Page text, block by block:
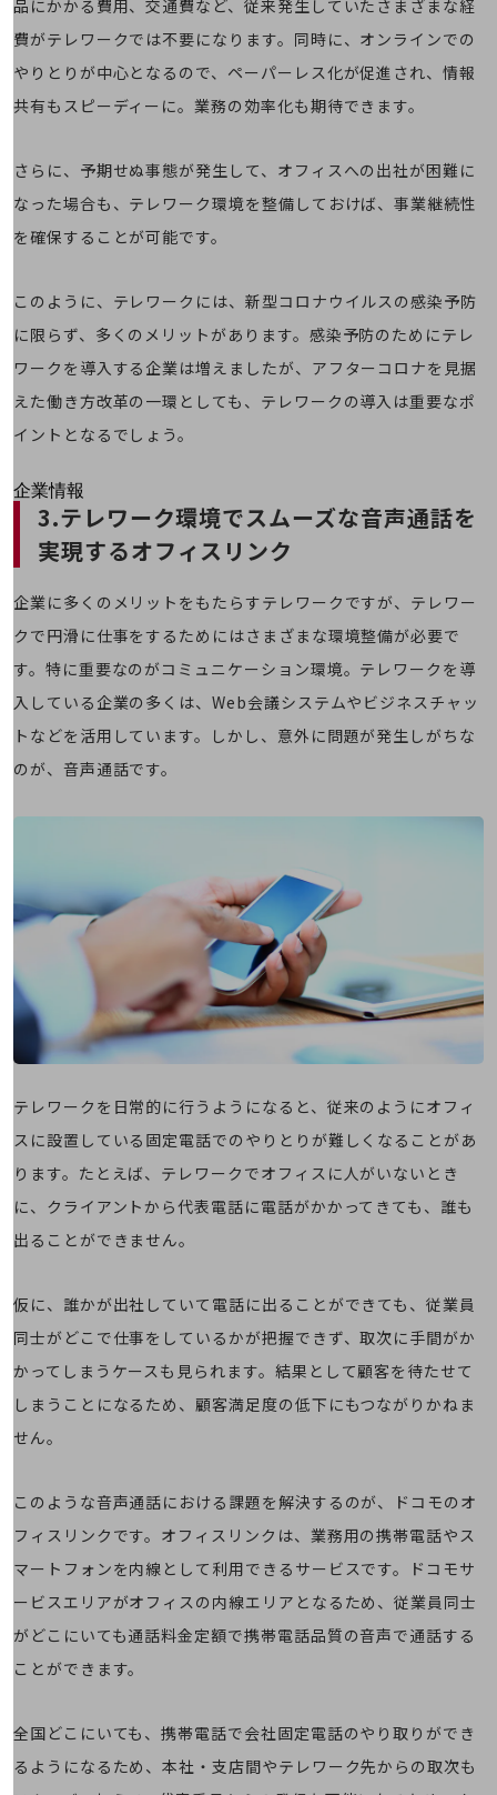
建設業
地域産業
その他の業界はこちら
NTTドコモビジネス
オンラインショップ
モバイル・ICTサービスをオンラインで
はじめての方へ
サービス・商品を探す
新規会員登録/ログインはこちら
100回線以上のお問い合わせ・お見積りはこちら
別ウィンドウで開きます
企業情報
企業情報TOP
会社案内
会社案内TOP
組織
沿革
事業拠点
グループ会社
ニュースリリース
地域からの発表
重要なお知らせ
お知らせ
社外からの評価実績
サステナビリティTOP
NTTドコモビジネスグループのサステナビリティ
サステナビリティ基本方針
経営情報TOP
業績
電子公告
採用情報
採用情報TOP
経験者採用
障がい者採用
人材育成制度
広告
協賛
品にかかる費用、交通費など、従来発生していたさまざまな経
費がテレワークでは不要になります。同時に、オンラインでの
やりとりが中心となるので、ペーパーレス化が促進され、情報
共有もスピーディーに。業務の効率化も期待できます。
さらに、予期せぬ事態が発生して、オフィスへの出社が困難に
なった場合も、テレワーク環境を整備しておけば、事業継続性
を確保することが可能です。
このように、テレワークには、新型コロナウイルスの感染予防
に限らず、多くのメリットがあります。感染予防のためにテレ
ワークを導入する企業は増えましたが、アフターコロナを見据
えた働き方改革の一環としても、テレワークの導入は重要なポ
イントとなるでしょう。
3.テレワーク環境でスムーズな音声通話を
実現するオフィスリンク
企業に多くのメリットをもたらすテレワークですが、テレワー
クで円滑に仕事をするためにはさまざまな環境整備が必要で
す。特に重要なのがコミュニケーション環境。テレワークを導
入している企業の多くは、Web会議システムやビジネスチャッ
トなどを活用しています。しかし、意外に問題が発生しがちな
のが、音声通話です。
テレワークを日常的に行うようになると、従来のようにオフィ
スに設置している固定電話でのやりとりが難しくなることがあ
ります。たとえば、テレワークでオフィスに人がいないとき
に、クライアントから代表電話に電話がかかってきても、誰も
出ることができません。
仮に、誰かが出社していて電話に出ることができても、従業員
同士がどこで仕事をしているかが把握できず、取次に手間がか
かってしまうケースも見られます。結果として顧客を待たせて
しまうことになるため、顧客満足度の低下にもつながりかねま
せん。
このような音声通話における課題を解決するのが、ドコモのオ
フィスリンクです。オフィスリンクは、業務用の携帯電話やス
マートフォンを内線として利用できるサービスです。ドコモサ
ービスエリアがオフィスの内線エリアとなるため、従業員同士
がどこにいても通話料金定額で携帯電話品質の音声で通話する
ことができます。
全国どこにいても、携帯電話で会社固定電話のやり取りができ
るようになるため、本社・支店間やテレワーク先からの取次も